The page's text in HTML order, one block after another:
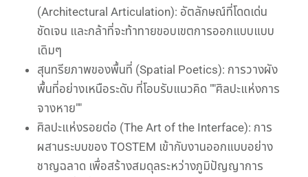
(Architectural Articulation): อัตลักษณ์ที่โดดเด่น
ชัดเจน และกล้าที่จะท้าทายขอบเขตการออกแบบแบบ
เดิมๆ
สุนทรียภาพของพื้นที่ (Spatial Poetics): การวางผัง
พื้นที่อย่างเหนือระดับ ที่โอบรับแนวคิด ""ศิลปะแห่งการ
จางหาย""
ศิลปะแห่งรอยต่อ (The Art of the Interface): การ
ผสานระบบของ TOSTEM เข้ากับงานออกแบบอย่าง
ชาญฉลาด เพื่อสร้างสมดุลระหว่างภูมิปัญญาการ